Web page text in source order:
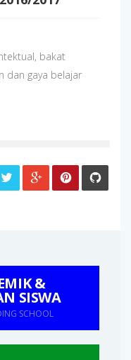
bakat
dan gaya belajar
&
SISWA
SCHOOL